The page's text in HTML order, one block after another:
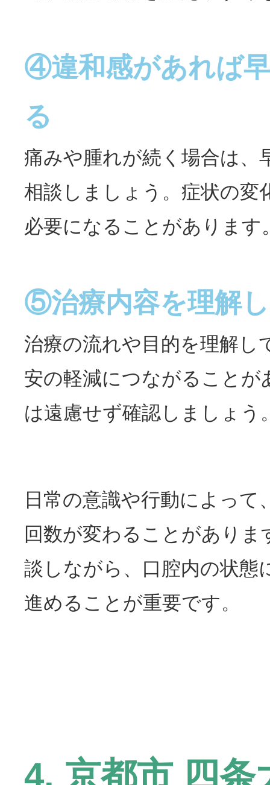
④違和感があれば
る
痛みや腫れが続く場合は、
相談しましょう。症状の変
必要になることがあります
⑤治療内容を理解
治療の流れや目的を理解し
安の軽減につながることが
は遠慮せず確認しましょう
日常の意識や行動によって
回数が変わることがありま
談しながら、口腔内の状態
進めることが重要です。
4. 京都市 四条